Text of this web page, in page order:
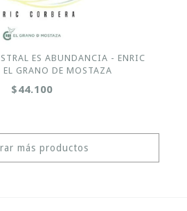
ES ABUNDANCIA - ENRIC
EL GRANO DE MOSTAZA
$44.100
más productos